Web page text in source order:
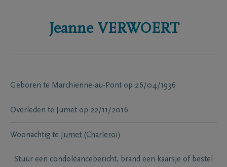
Jeanne VERWOERT
Geboren te Marchienne-au-Pont op 26/04/1936
Overleden te Jumet op 22/11/2016
Woonachtig te Jumet (Charleroi)
Stuur een condoléancebericht, brand een kaarsje of bestel